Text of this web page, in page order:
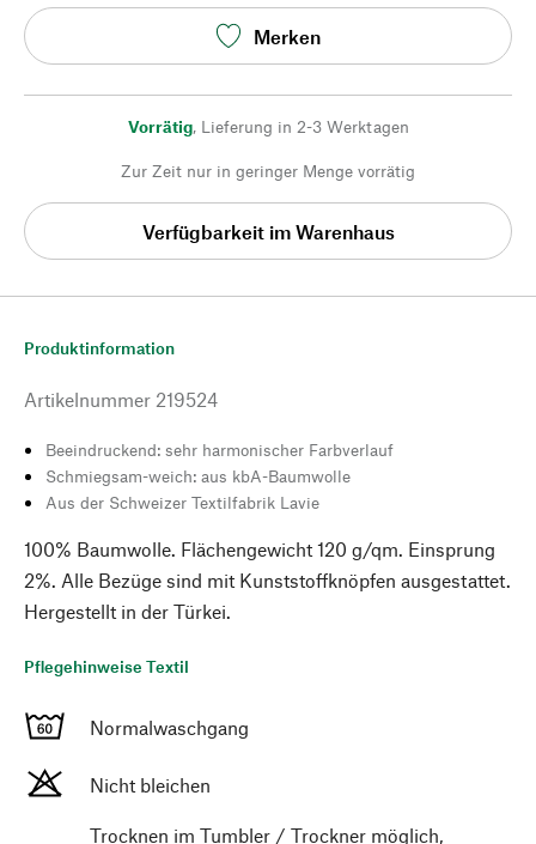
Merken
Vorrätig, Lieferung in 2-3 Werktagen
Zur Zeit nur in geringer Menge vorrätig
Verfügbarkeit im Warenhaus
Produktinformation
Artikelnummer 219524
Beeindruckend: sehr harmonischer Farbverlauf
Schmiegsam-weich: aus kbA-Baumwolle
Aus der Schweizer Textilfabrik Lavie
100% Baumwolle. Flächengewicht 120 g/qm. Einsprung
2%. Alle Bezüge sind mit Kunststoffknöpfen ausgestattet.
Hergestellt in der Türkei.
Pflegehinweise Textil
Normalwaschgang
Nicht bleichen
Trocknen im Tumbler / Trockner möglich,